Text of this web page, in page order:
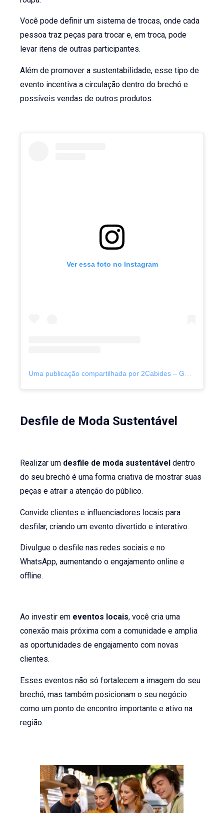
Você pode definir um sistema de trocas, onde cada
pessoa traz peças para trocar e, em troca, pode
levar itens de outras participantes.
Além de promover a sustentabilidade, esse tipo de
evento incentiva a circulação dentro do brechó e
possíveis vendas de outros produtos.
Ver essa foto no Instagram
Uma publicação compartilhada por 2Cabides – Gestão de brechós (@2_cabides)
Desfile de Moda Sustentável
Realizar um desfile de moda sustentável dentro
do seu brechó é uma forma criativa de mostrar suas
peças e atrair a atenção do público.
Convide clientes e influenciadores locais para
desfilar, criando um evento divertido e interativo.
Divulgue o desfile nas redes sociais e no
WhatsApp, aumentando o engajamento online e
offline.
Ao investir em eventos locais, você cria uma
conexão mais próxima com a comunidade e amplia
as oportunidades de engajamento com novas
clientes.
Esses eventos não só fortalecem a imagem do seu
brechó, mas também posicionam o seu negócio
como um ponto de encontro importante e ativo na
região.